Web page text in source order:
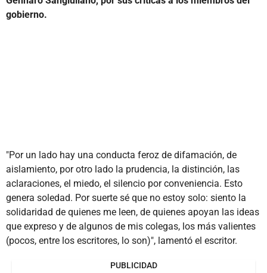
gobierno.
"Por un lado hay una conducta feroz de difamación, de
aislamiento, por otro lado la prudencia, la distinción, las
aclaraciones, el miedo, el silencio por conveniencia. Esto
genera soledad. Por suerte sé que no estoy solo: siento la
solidaridad de quienes me leen, de quienes apoyan las ideas
que expreso y de algunos de mis colegas, los más valientes
(pocos, entre los escritores, lo son)", lamentó el escritor.
PUBLICIDAD